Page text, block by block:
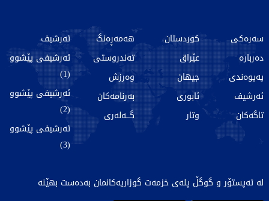
سەرەکی
دەربارە
پەیوەندی
ئەرشیف
تاگەکان
کوردستان
عێراق
جیهان
ئابوری
وتار
هەمەڕەنگ
تەندروستی
وەرزش
بەرنامەکان
گـــەلەری
ئەرشیف
ئەرشیفی پێشوو
(1)
ئەرشیفی پێشوو
(2)
ئەرشیفی پێشوو
(3)
لە ئەپستۆر و گوگڵ پلەی خزمەت گوزاریەکانمان بەدەست بهێنە